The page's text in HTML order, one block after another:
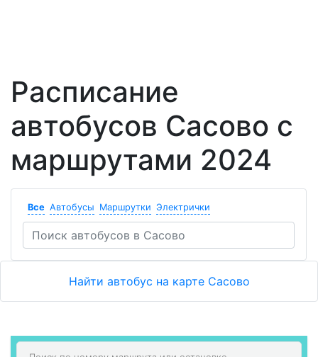
Расписание
автобусов Сасово с
маршрутами 2024
Все Автобусы Маршрутки Электрички
Найти автобус на карте Сасово